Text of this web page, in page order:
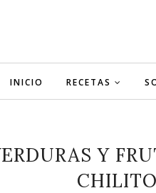
INICIO RECETAS
Y